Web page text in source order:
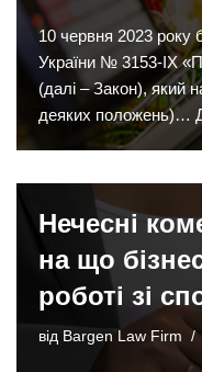
10 червня 2023 року
України № 3153-IX
(далі – Закон), який
деяких положень)…
Нечесні
на що
роботі зі
від Bargen Law Firm